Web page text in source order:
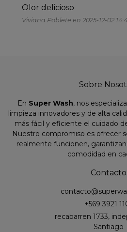
Olor delicioso
Viviana Poblete en 2025-12-02
Sobre
En Super Wash, nos
limpieza innovadores y de alta
más fácil y eficiente el cuidado
Nuestro compromiso es ofrecer
realmente funcionen,
comodidad en
Contacto
+569 3921
recabarren 1733,
Santiago